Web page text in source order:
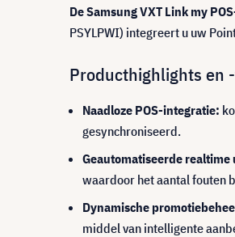
De Samsung VXT Link my
PSYLPWI) integreert u uw
Producthighlights en
Naadloze POS-integratie:
gesynchroniseerd.
Geautomatiseerde realtime
waardoor het aantal fouten
Dynamische
middel van intelligente